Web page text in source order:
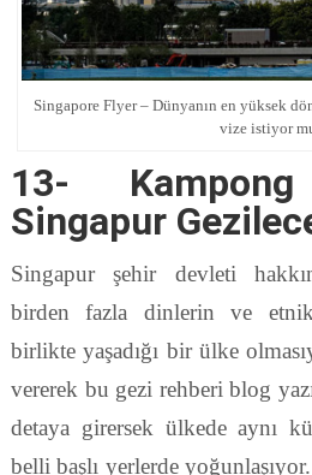
Singapore Flyer – Dünyanın en yüksek
vize istiyor
13-
Singapur
Singapur şehir devleti
birden fazla dinlerin ve etnik
birlikte yaşadığı bir ülke
vererek bu gezi rehberi blog
detaya girersek ülkede aynı
belli başlı yerlerde